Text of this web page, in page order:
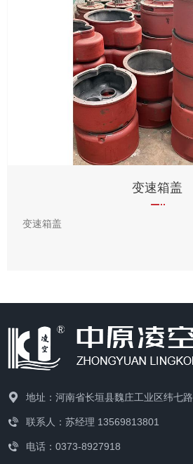
变速箱盖
变速箱盖
地址：河南省长垣县魏庄工业区纬七路
联系人：苏经理 13569813801
电话：0373-8927918